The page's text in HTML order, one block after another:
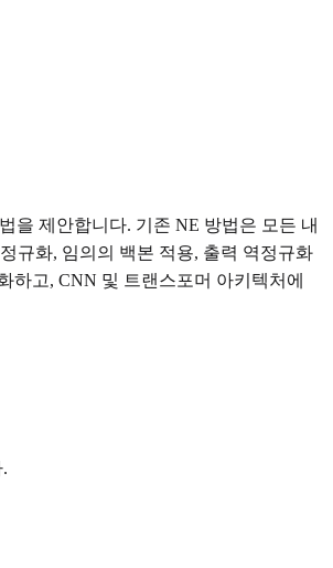
을 제안합니다. 기존 NE 방법은 모든 내
규화, 임의의 백본 적용, 출력 역정규화
하고, CNN 및 트랜스포머 아키텍처에